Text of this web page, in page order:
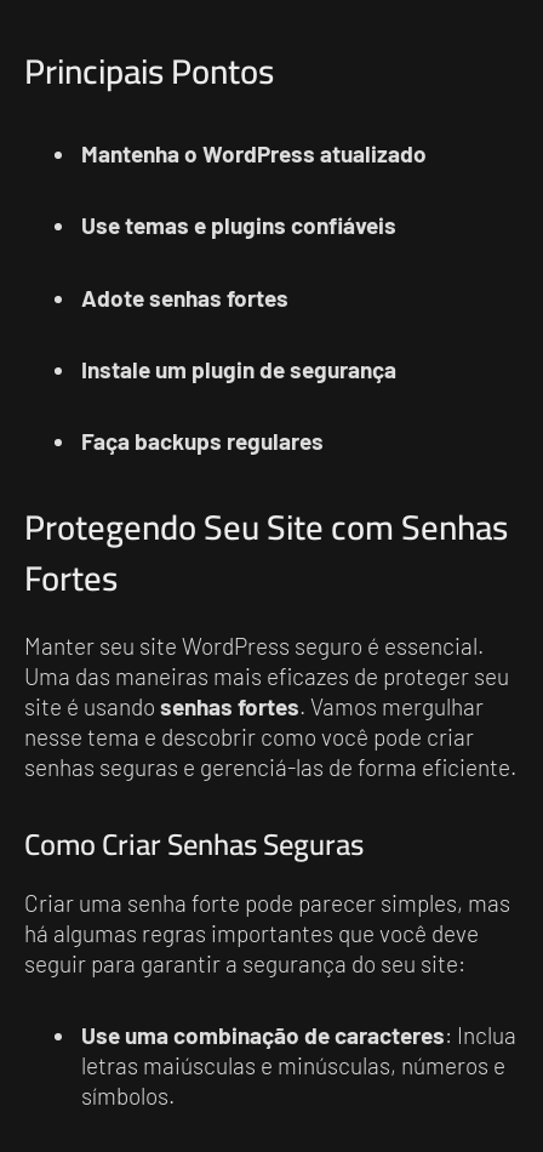
Principais Pontos
Mantenha o WordPress atualizado
Use temas e plugins confiáveis
Adote senhas fortes
Instale um plugin de segurança
Faça backups regulares
Protegendo Seu Site com Senhas
Fortes
Manter seu site WordPress seguro é essencial.
Uma das maneiras mais eficazes de proteger seu
site é usando senhas fortes. Vamos mergulhar
nesse tema e descobrir como você pode criar
senhas seguras e gerenciá-las de forma eficiente.
Como Criar Senhas Seguras
Criar uma senha forte pode parecer simples, mas
há algumas regras importantes que você deve
seguir para garantir a segurança do seu site:
Use uma combinação de caracteres: Inclua
letras maiúsculas e minúsculas, números e
símbolos.